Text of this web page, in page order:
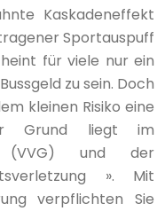
Kaskadeneffekt
Sportauspuff
für viele nur ein
zu sein. Doch
kleinen Risiko eine
Grund liegt im
(VVG) und der
». Mit
verpflichten Sie